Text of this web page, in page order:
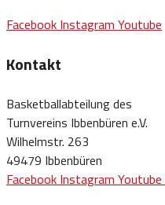
Facebook Instagram Youtube
Kontakt
Basketballabteilung des
Turnvereins Ibbenbüren e.V.
Wilhelmstr. 263
49479 Ibbenbüren
Facebook Instagram Youtube